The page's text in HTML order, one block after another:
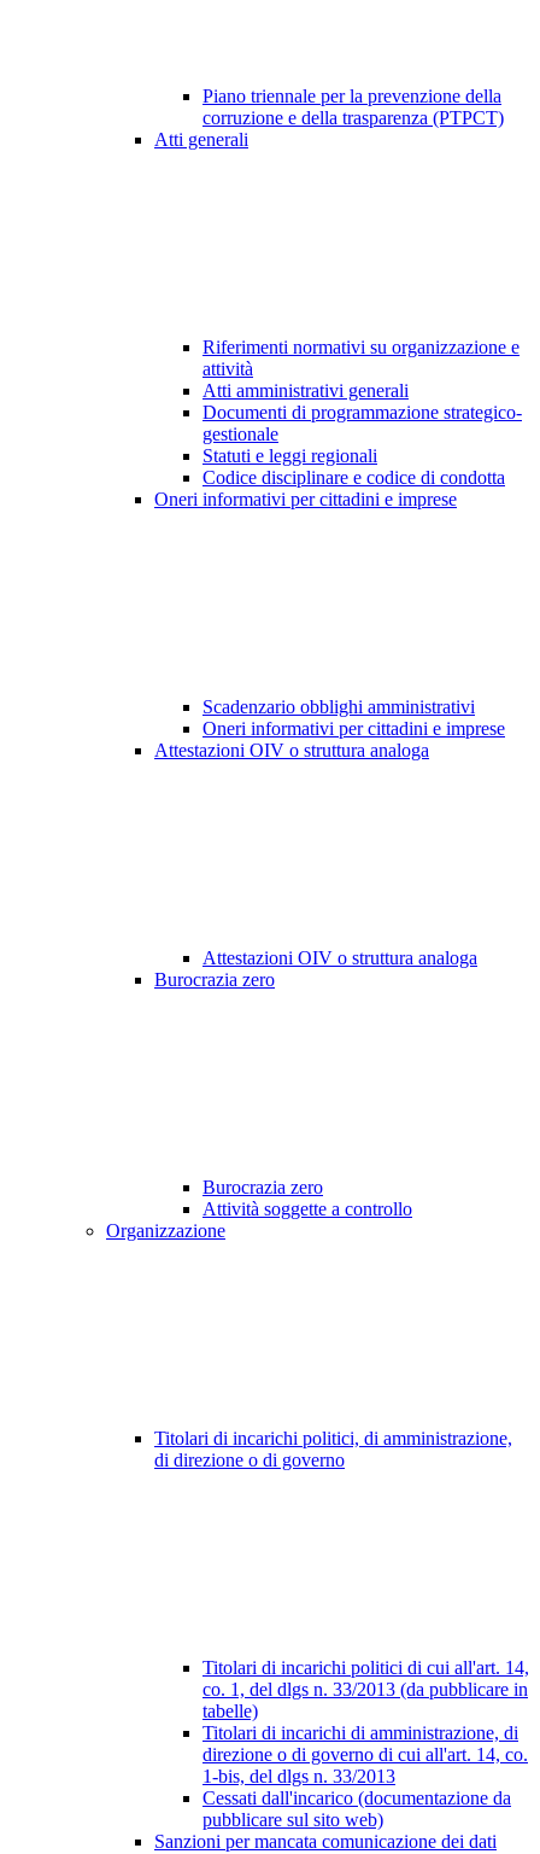
Piano triennale per la prevenzione della
corruzione e della trasparenza (PTPCT)
Atti generali
Riferimenti normativi su organizzazione e
attività
Atti amministrativi generali
Documenti di programmazione strategico-
gestionale
Statuti e leggi regionali
Codice disciplinare e codice di condotta
Oneri informativi per cittadini e imprese
Scadenzario obblighi amministrativi
Oneri informativi per cittadini e imprese
Attestazioni OIV o struttura analoga
Attestazioni OIV o struttura analoga
Burocrazia zero
Burocrazia zero
Attività soggette a controllo
Organizzazione
Titolari di incarichi politici, di amministrazione,
di direzione o di governo
Titolari di incarichi politici di cui all'art. 14,
co. 1, del dlgs n. 33/2013 (da pubblicare in
tabelle)
Titolari di incarichi di amministrazione, di
direzione o di governo di cui all'art. 14, co.
1-bis, del dlgs n. 33/2013
Cessati dall'incarico (documentazione da
pubblicare sul sito web)
Sanzioni per mancata comunicazione dei dati